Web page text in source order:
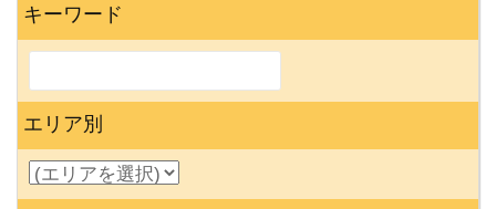
キーワード
エリア別